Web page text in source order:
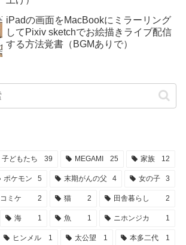
iPadの画面をMacBookにミラーリング
してPixiv sketchでお絵描きライブ配信
する方法覚書（BGMありで）
子どもたち 39 MEGAMI 25 家族 12
ポケモン 5 末期がんの父 4 女の子 3
コミケ 2 猫 2 田舎暮らし 2
海 1 魚 1 ニホンジカ 1
ヒンメル 1 太公望 1 本多二代 1